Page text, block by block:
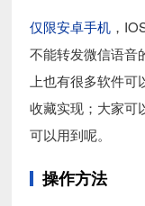
仅限安卓手机 ，
不能转发微信语音
上也有很多软件
收藏实现；大家可
可以用到呢。
操作方法